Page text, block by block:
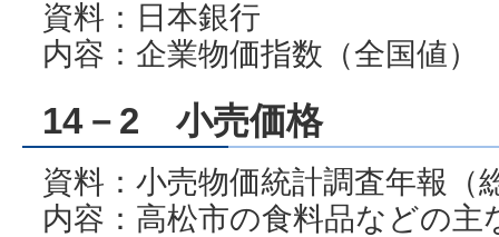
資料：日本銀行
内容：企業物価指数（全国値）
14－2 小売価格
資料：小売物価統計調査年報（
内容：高松市の食料品などの主